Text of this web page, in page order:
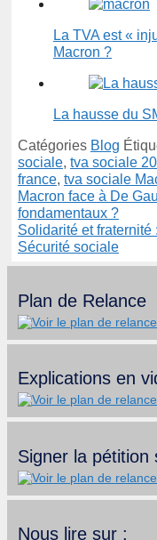
La TVA est «
Macron ?
La hausse du
Catégories Blog
sociale, tva sociale
france, tva sociale
Macron face à De
fondamentaux ?
Solidarité et
Sécurité sociale
Plan de Relance
Explications en
Signer la pétition
Nous lire sur :